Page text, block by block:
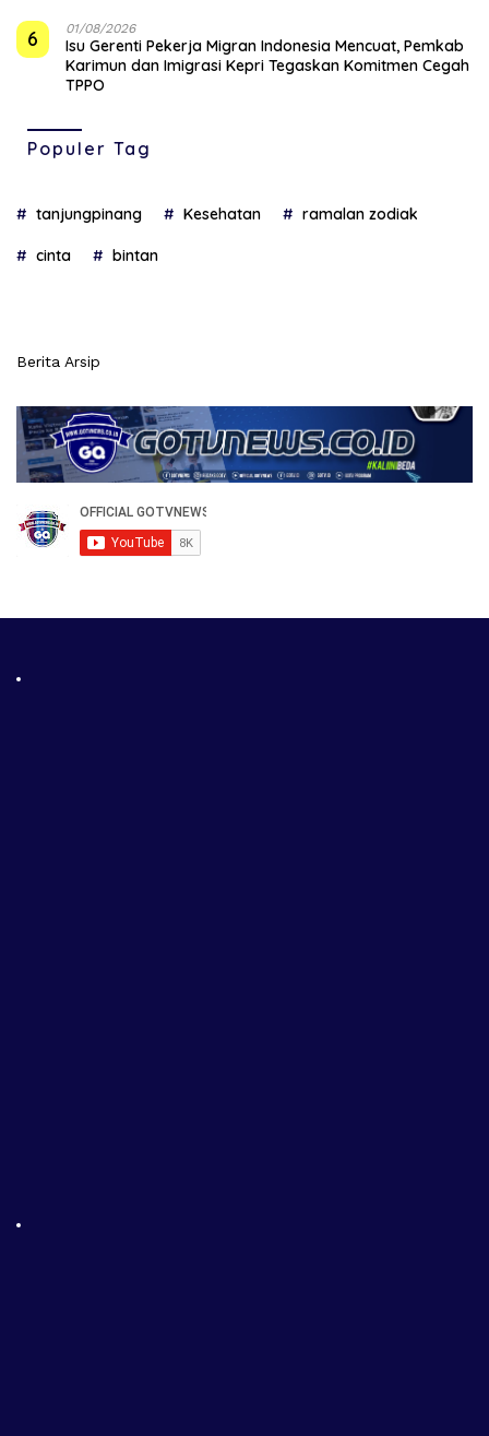
6 01/08/2026
Isu Gerenti Pekerja Migran Indonesia Mencuat, Pemkab
Karimun dan Imigrasi Kepri Tegaskan Komitmen Cegah
TPPO
Populer Tag
tanjungpinang Kesehatan ramalan zodiak
cinta bintan
Berita Arsip